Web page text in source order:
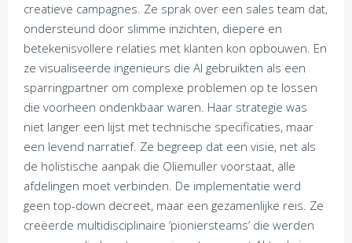
creatieve campagnes. Ze sprak over een sales team dat,
ondersteund door slimme inzichten, diepere en
betekenisvollere relaties met klanten kon opbouwen. En
ze visualiseerde ingenieurs die AI gebruikten als een
sparringpartner om complexe problemen op te lossen
die voorheen ondenkbaar waren. Haar strategie was
niet langer een lijst met technische specificaties, maar
een levend narratief. Ze begreep dat een visie, net als
de holistische aanpak die Oliemuller voorstaat, alle
afdelingen moet verbinden. De implementatie werd
geen top-down decreet, maar een gezamenlijke reis. Ze
creëerde multidisciplinaire ‘pioniersteams’ die werden